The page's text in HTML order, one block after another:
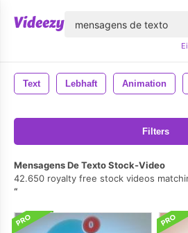
Text Lebhaft Animation
Filters
Mensagens De Texto Stock-Video
42.650 royalty free stock videos